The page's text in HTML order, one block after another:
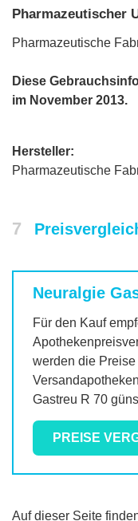
Pharmazeutischer
Pharmazeutische
Diese
im November 2013.
Hersteller:
Pharmazeutische
7
Neuralgie
Für den Kauf
werden die
Gastreu R 70
PREISE
Auf dieser Seite